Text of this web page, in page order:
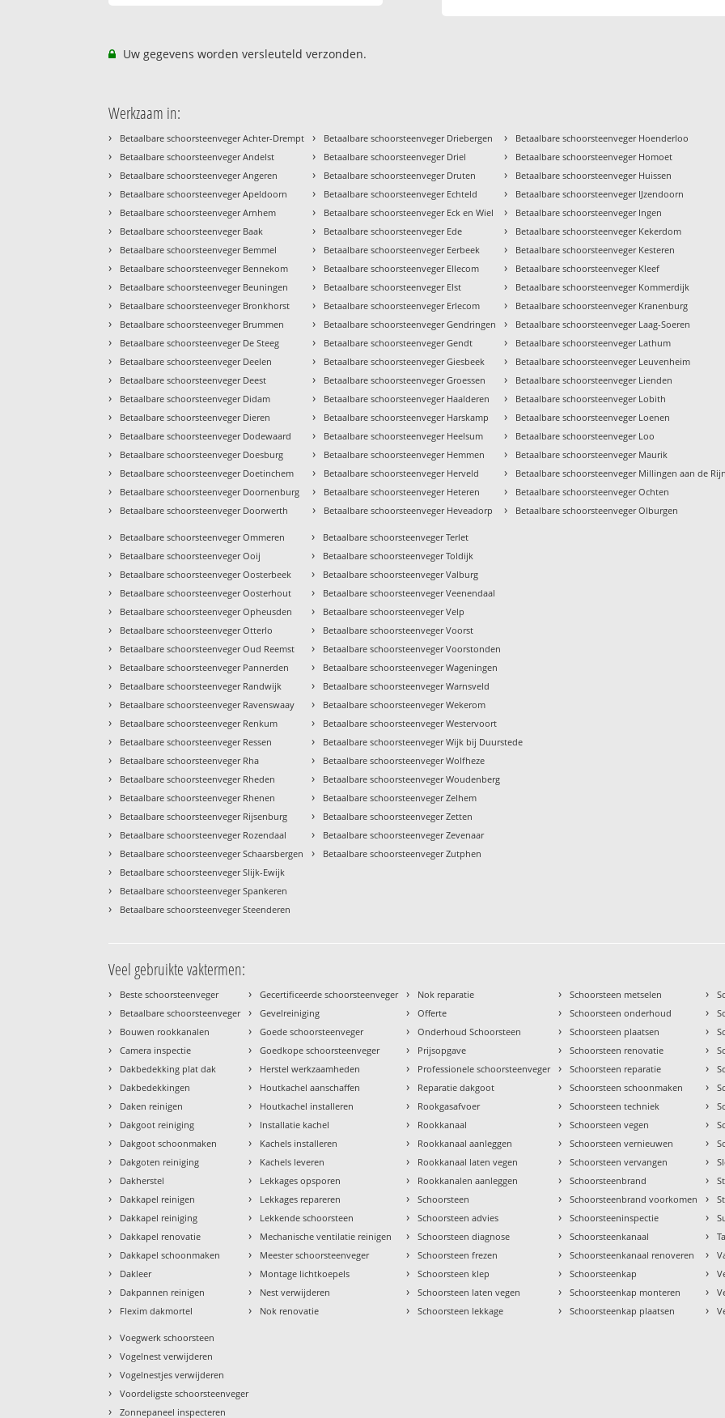
Uw gegevens worden versleuteld verzonden.
Werkzaam in:
› Betaalbare schoorsteenveger Achter-Drempt
› Betaalbare schoorsteenveger Andelst
› Betaalbare schoorsteenveger Angeren
› Betaalbare schoorsteenveger Apeldoorn
› Betaalbare schoorsteenveger Arnhem
› Betaalbare schoorsteenveger Baak
› Betaalbare schoorsteenveger Bemmel
› Betaalbare schoorsteenveger Bennekom
› Betaalbare schoorsteenveger Beuningen
› Betaalbare schoorsteenveger Bronkhorst
› Betaalbare schoorsteenveger Brummen
› Betaalbare schoorsteenveger De Steeg
› Betaalbare schoorsteenveger Deelen
› Betaalbare schoorsteenveger Deest
› Betaalbare schoorsteenveger Didam
› Betaalbare schoorsteenveger Dieren
› Betaalbare schoorsteenveger Dodewaard
› Betaalbare schoorsteenveger Doesburg
› Betaalbare schoorsteenveger Doetinchem
› Betaalbare schoorsteenveger Doornenburg
› Betaalbare schoorsteenveger Doorwerth
› Betaalbare schoorsteenveger Driebergen
› Betaalbare schoorsteenveger Driel
› Betaalbare schoorsteenveger Druten
› Betaalbare schoorsteenveger Echteld
› Betaalbare schoorsteenveger Eck en Wiel
› Betaalbare schoorsteenveger Ede
› Betaalbare schoorsteenveger Eerbeek
› Betaalbare schoorsteenveger Ellecom
› Betaalbare schoorsteenveger Elst
› Betaalbare schoorsteenveger Erlecom
› Betaalbare schoorsteenveger Gendringen
› Betaalbare schoorsteenveger Gendt
› Betaalbare schoorsteenveger Giesbeek
› Betaalbare schoorsteenveger Groessen
› Betaalbare schoorsteenveger Haalderen
› Betaalbare schoorsteenveger Harskamp
› Betaalbare schoorsteenveger Heelsum
› Betaalbare schoorsteenveger Hemmen
› Betaalbare schoorsteenveger Herveld
› Betaalbare schoorsteenveger Heteren
› Betaalbare schoorsteenveger Heveadorp
› Betaalbare schoorsteenveger Hoenderloo
› Betaalbare schoorsteenveger Homoet
› Betaalbare schoorsteenveger Huissen
› Betaalbare schoorsteenveger IJzendoorn
› Betaalbare schoorsteenveger Ingen
› Betaalbare schoorsteenveger Kekerdom
› Betaalbare schoorsteenveger Kesteren
› Betaalbare schoorsteenveger Kleef
› Betaalbare schoorsteenveger Kommerdijk
› Betaalbare schoorsteenveger Kranenburg
› Betaalbare schoorsteenveger Laag-Soeren
› Betaalbare schoorsteenveger Lathum
› Betaalbare schoorsteenveger Leuvenheim
› Betaalbare schoorsteenveger Lienden
› Betaalbare schoorsteenveger Lobith
› Betaalbare schoorsteenveger Loenen
› Betaalbare schoorsteenveger Loo
› Betaalbare schoorsteenveger Maurik
› Betaalbare schoorsteenveger Millingen aan de
› Betaalbare schoorsteenveger Ochten
› Betaalbare schoorsteenveger Olburgen
› Betaalbare schoorsteenveger Ommeren
› Betaalbare schoorsteenveger Ooij
› Betaalbare schoorsteenveger Oosterbeek
› Betaalbare schoorsteenveger Oosterhout
› Betaalbare schoorsteenveger Opheusden
› Betaalbare schoorsteenveger Otterlo
› Betaalbare schoorsteenveger Oud Reemst
› Betaalbare schoorsteenveger Pannerden
› Betaalbare schoorsteenveger Randwijk
› Betaalbare schoorsteenveger Ravenswaay
› Betaalbare schoorsteenveger Renkum
› Betaalbare schoorsteenveger Ressen
› Betaalbare schoorsteenveger Rha
› Betaalbare schoorsteenveger Rheden
› Betaalbare schoorsteenveger Rhenen
› Betaalbare schoorsteenveger Rijsenburg
› Betaalbare schoorsteenveger Rozendaal
› Betaalbare schoorsteenveger Schaarsbergen
› Betaalbare schoorsteenveger Slijk-Ewijk
› Betaalbare schoorsteenveger Spankeren
› Betaalbare schoorsteenveger Steenderen
› Betaalbare schoorsteenveger Terlet
› Betaalbare schoorsteenveger Toldijk
› Betaalbare schoorsteenveger Valburg
› Betaalbare schoorsteenveger Veenendaal
› Betaalbare schoorsteenveger Velp
› Betaalbare schoorsteenveger Voorst
› Betaalbare schoorsteenveger Voorstonden
› Betaalbare schoorsteenveger Wageningen
› Betaalbare schoorsteenveger Warnsveld
› Betaalbare schoorsteenveger Wekerom
› Betaalbare schoorsteenveger Westervoort
› Betaalbare schoorsteenveger Wijk bij Duurstede
› Betaalbare schoorsteenveger Wolfheze
› Betaalbare schoorsteenveger Woudenberg
› Betaalbare schoorsteenveger Zelhem
› Betaalbare schoorsteenveger Zetten
› Betaalbare schoorsteenveger Zevenaar
› Betaalbare schoorsteenveger Zutphen
Veel gebruikte vaktermen:
› Beste schoorsteenveger
› Betaalbare schoorsteenveger
› Bouwen rookkanalen
› Camera inspectie
› Dakbedekking plat dak
› Dakbedekkingen
› Daken reinigen
› Dakgoot reiniging
› Dakgoot schoonmaken
› Dakgoten reiniging
› Dakherstel
› Dakkapel reinigen
› Dakkapel reiniging
› Dakkapel renovatie
› Dakkapel schoonmaken
› Dakleer
› Dakpannen reinigen
› Flexim dakmortel
› Gecertificeerde schoorsteenveger
› Gevelreiniging
› Goede schoorsteenveger
› Goedkope schoorsteenveger
› Herstel werkzaamheden
› Houtkachel aanschaffen
› Houtkachel installeren
› Installatie kachel
› Kachels installeren
› Kachels leveren
› Lekkages opsporen
› Lekkages repareren
› Lekkende schoorsteen
› Mechanische ventilatie reinigen
› Meester schoorsteenveger
› Montage lichtkoepels
› Nest verwijderen
› Nok renovatie
› Nok reparatie
› Offerte
› Onderhoud Schoorsteen
› Prijsopgave
› Professionele schoorsteenveger
› Reparatie dakgoot
› Rookgasafvoer
› Rookkanaal
› Rookkanaal aanleggen
› Rookkanaal laten vegen
› Rookkanalen aanleggen
› Schoorsteen
› Schoorsteen advies
› Schoorsteen diagnose
› Schoorsteen frezen
› Schoorsteen klep
› Schoorsteen laten vegen
› Schoorsteen lekkage
› Schoorsteen metselen
› Schoorsteen onderhoud
› Schoorsteen plaatsen
› Schoorsteen renovatie
› Schoorsteen reparatie
› Schoorsteen schoonmaken
› Schoorsteen techniek
› Schoorsteen vegen
› Schoorsteen vernieuwen
› Schoorsteen vervangen
› Schoorsteenbrand
› Schoorsteenbrand voorkomen
› Schoorsteeninspectie
› Schoorsteenkanaal
› Schoorsteenkanaal renoveren
› Schoorsteenkap
› Schoorsteenkap monteren
› Schoorsteenkap plaatsen
›
›
›
›
›
›
›
›
›
›
›
›
›
›
›
›
›
›
› Voegwerk schoorsteen
› Vogelnest verwijderen
› Vogelnestjes verwijderen
› Voordeligste schoorsteenveger
› Zonnepaneel inspecteren